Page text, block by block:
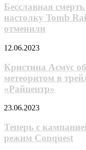
«Очень
странных
дел»
«искательницы
правды»:
настолку
Tomb
Shadows
отменили
Бесславная
настолку Tomb
отменили
Кристина
обнажается
в
погоне
за
в
трэш-
комедии
«Райцентр»
12.06.2023
Кристина Асмус
метеоритом в
«Райцентр»
Теперь
кампанией:
в
Dune:
23.06.2023
Теперь с
режим Conquest